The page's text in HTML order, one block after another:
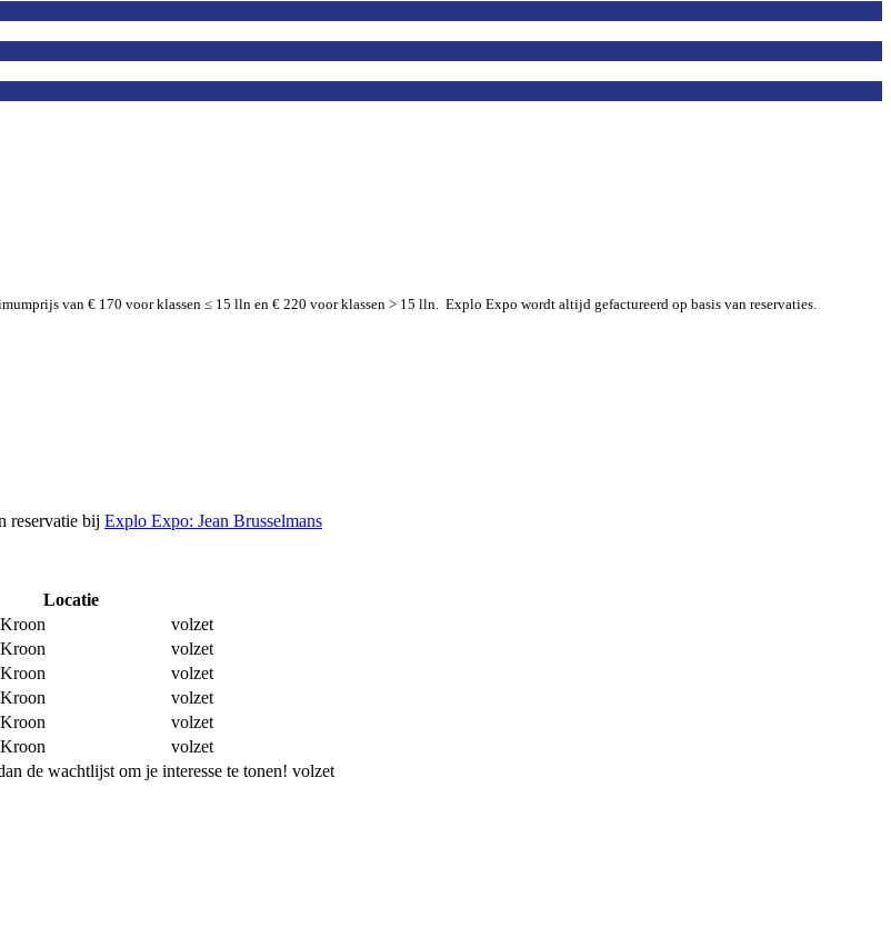
van € 170 voor klassen ≤ 15 lln en € 220 voor klassen > 15 lln. Explo Expo wordt altijd gefactureerd op basis van reservaties.
reservatie bij Explo Expo: Jean Brusselmans
Locatie
volzet
volzet
volzet
volzet
volzet
volzet
de wachtlijst om je interesse te tonen! volzet